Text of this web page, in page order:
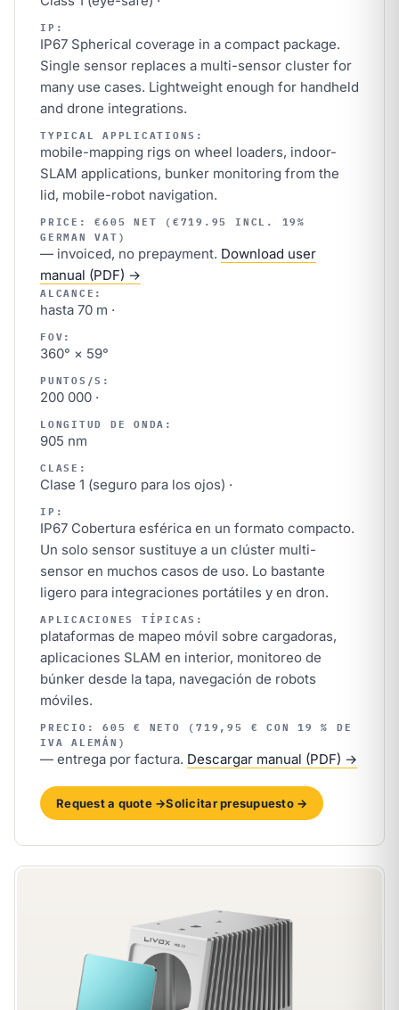
IP:
IP67 Spherical coverage in a compact package.
Single sensor replaces a multi-sensor cluster for
many use cases. Lightweight enough for handheld
and drone integrations.
TYPICAL APPLICATIONS:
mobile-mapping rigs on wheel loaders, indoor-
SLAM applications, bunker monitoring from the
lid, mobile-robot navigation.
PRICE: €605 NET (€719.95 INCL. 19%
GERMAN VAT)
— invoiced, no prepayment. Download user
manual (PDF) →
ALCANCE:
hasta 70 m ·
FOV:
360° × 59°
PUNTOS/S:
200 000 ·
LONGITUD DE ONDA:
905 nm
CLASE:
Clase 1 (seguro para los ojos) ·
IP:
IP67 Cobertura esférica en un formato compacto.
Un solo sensor sustituye a un clúster multi-
sensor en muchos casos de uso. Lo bastante
ligero para integraciones portátiles y en dron.
APLICACIONES TÍPICAS:
plataformas de mapeo móvil sobre cargadoras,
aplicaciones SLAM en interior, monitoreo de
búnker desde la tapa, navegación de robots
móviles.
PRECIO: 605 € NETO (719,95 € CON 19 % DE
IVA ALEMÁN)
— entrega por factura. Descargar manual (PDF) →
Request a quote →Solicitar presupuesto →